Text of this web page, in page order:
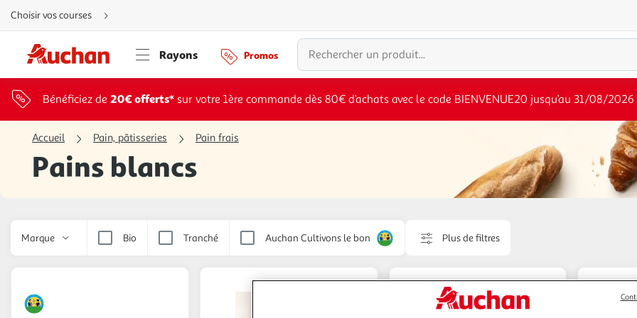
Aller
directement
au
Aller
directement
à
la
directement
la
navigation
Aller
rubrique
Choisir vos courses
Rayons Promos
Bénéficiez de 20€ offerts* sur votre 1ère commande dès 80€ d’achats avec le code BIENVENUE20 jusqu’au 31/08/2026
Accueil Pain, pâtisseries Pain frais
Pains blancs
Marque Bio Tranché Auchan Cultivons le bon Plus de filtres